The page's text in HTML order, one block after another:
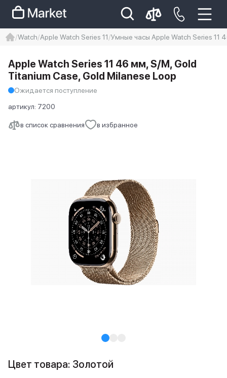
Iphone 14 pro max
айфон 14
Watch Apple Watch Series 11 Умные часы Apple Watch Series 11
в список сравнения в избранное
Apple Watch Series 11 46 мм, S/M, Gold
Titanium Case, Gold Milanese Loop
Ожидается поступление
артикул: 7200
Цвет товара: Золотой